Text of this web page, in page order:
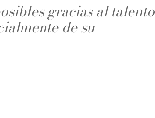
gracias al talento
de su